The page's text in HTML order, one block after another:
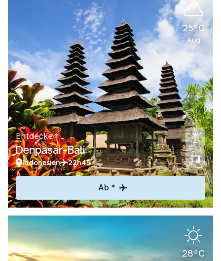
25°C
Aug
Entdecken
Denpasar-Bali
Indonesien 22h45
Ab *
28°C